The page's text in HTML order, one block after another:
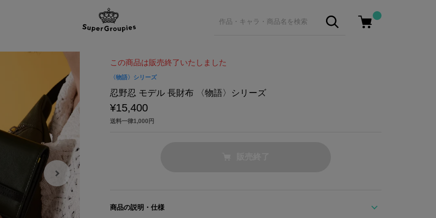
この商品は販売終了いたしました
〈物語〉シリーズ
忍野忍 モデル 長財布 〈物語〉シリーズ
¥15,400
送料一律1,000円
商品の説明・仕様